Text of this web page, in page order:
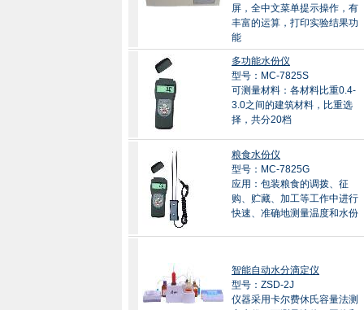
屏，全中文菜单提示操作，有
丰富的运算，打印实验结果功
能
多功能水份仪
型号：MC-7825S
可测量材料：各材料比重0.4-
3.0之间的建筑材料，比重选
择，共分20档
粮食水份仪
型号：MC-7825G
应用：包装粮食的调拨、征
购、贮藏、加工等工作中进行
快速、准确地测量温度和水份
智能自动水分滴定仪
型号：ZSD-2J
仪器采用卡尔费休氏容量法测